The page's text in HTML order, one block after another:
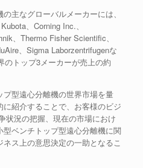
主なグローバルメーカーには、
、Corning Inc.、
、Thermo Fisher Scientific、
、Sigma Laborzentrifugenな
のトップ3メーカーが売上の約
型遠心分離機の世界市場を量
紹介することで、お客様のビジ
状況の把握、現在の市場におけ
ベンチトップ型遠心分離機に関
ス上の意思決定の一助となるこ